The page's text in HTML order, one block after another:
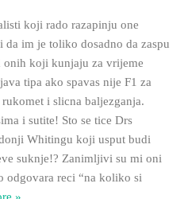
koji rado razapinju one
im je toliko dosadno da zaspu
onih koji kunjaju za vrijeme
tipa ako spavas nije F1 za
i slicna baljezganja.
i sutite! Sto se tice Drs
Whitingu koji usput budi
suknje!? Zanimljivi su mi oni
odgovara reci “na koliko si